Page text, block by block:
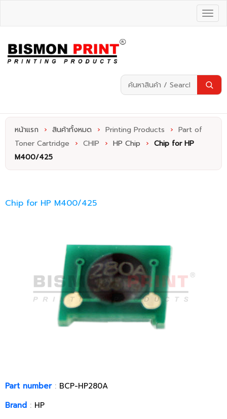
หน้าแรก › สินค้าทั้งหมด › Printing Products › Part of
Toner Cartridge
› CHIP › HP Chip › Chip for HP
M400/425
Chip for HP M400/425
Part number: BCP-HP280A
Brand : HP